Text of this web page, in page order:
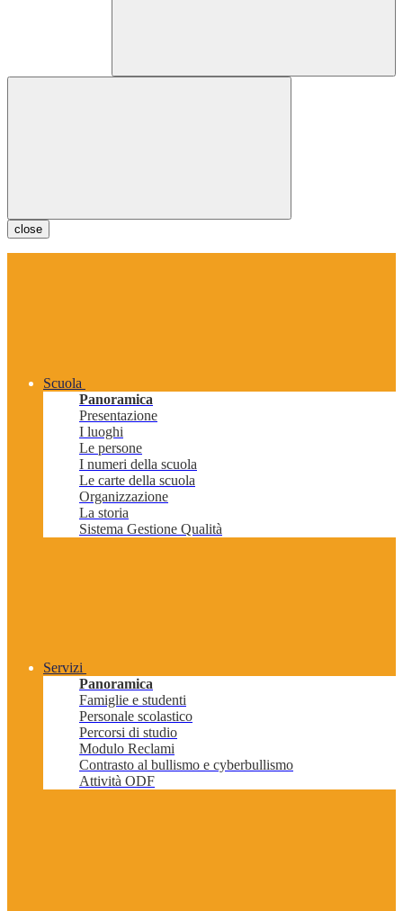
close
Scuola
Panoramica
Presentazione
I luoghi
Le persone
I numeri della scuola
Le carte della scuola
Organizzazione
La storia
Sistema Gestione Qualità
Servizi
Panoramica
Famiglie e studenti
Personale scolastico
Percorsi di studio
Modulo Reclami
Contrasto al bullismo e cyberbullismo
Attività ODF